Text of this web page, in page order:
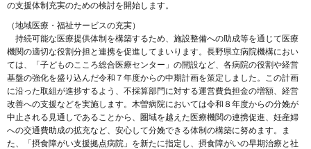
の支援体制充実のための検討を開始します。
（地域医療・福祉サービスの充実）
持続可能な医療提供体制を構築するため、施設整備への助成等を通じて医療
機関の適切な役割分担と連携を促進してまいります。長野県立病院機構におい
ては、「子どものこころ総合医療センター」の開設など、各病院の役割や経営
基盤の強化を盛り込んだ令和７年度からの中期計画を策定しました。この計画
に沿った取組が進捗するよう、不採算部門に対する運営費負担金の増額、経営
改善への支援などを実施します。木曽病院においては令和８年度からの分娩が
中止される見通しであることから、圏域を越えた医療機関の連携促進、妊産婦
への交通費助成の拡充など、安心して分娩できる体制の構築に努めます。ま
た、「摂食障がい支援拠点病院」を新たに指定し、摂食障がいの早期治療と社